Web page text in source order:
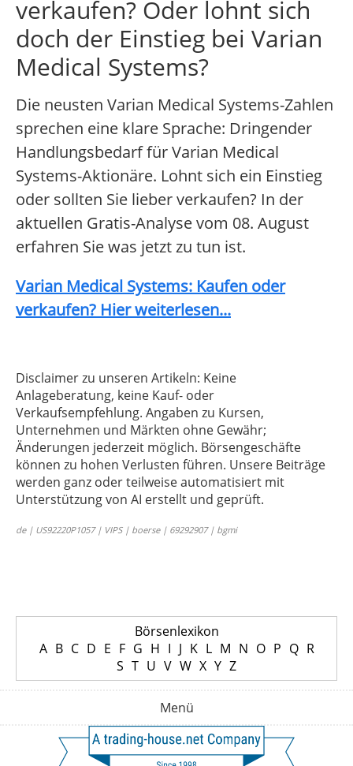
verkaufen? Oder lohnt sich
doch der Einstieg bei Varian
Medical Systems?
Die neusten Varian Medical Systems-Zahlen
sprechen eine klare Sprache: Dringender
Handlungsbedarf für Varian Medical
Systems-Aktionäre. Lohnt sich ein Einstieg
oder sollten Sie lieber verkaufen? In der
aktuellen Gratis-Analyse vom 08. August
erfahren Sie was jetzt zu tun ist.
Varian Medical Systems: Kaufen oder
verkaufen? Hier weiterlesen...
Disclaimer zu unseren Artikeln: Keine
Anlageberatung, keine Kauf- oder
Verkaufsempfehlung. Angaben zu Kursen,
Unternehmen und Märkten ohne Gewähr;
Änderungen jederzeit möglich. Börsengeschäfte
können zu hohen Verlusten führen. Unsere Beiträge
werden ganz oder teilweise automatisiert mit
Unterstützung von AI erstellt und geprüft.
de | US92220P1057 | VIPS | boerse | 69292907 | bgmi
Börsenlexikon
A B C D E F G H I J K L M N O P Q R
S T U V W X Y Z
Menü